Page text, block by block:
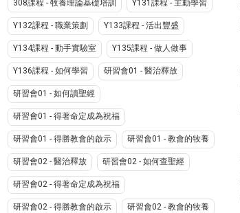
308課程 - 牧養理論基礎培訓 Y131課程 - 主動學習
Y132課程 - 職業策劃 Y133課程 - 活出豐盛
Y134課程 - 動手實驗室 Y135課程 - 做人做事
Y136課程 - 如何學習 研習會01 - 醫治釋放
研習會01 - 如何讀聖經
研習會01 - 得著命定成為祝福
研習會01 - 得勝教會的啟示 研習會01 - 教會的牧養
研習會02 - 醫治釋放 研習會02 - 如何查聖經
研習會02 - 得著命定成為祝福
研習會02 - 得勝教會的啟示 研習會02 - 教會的牧養